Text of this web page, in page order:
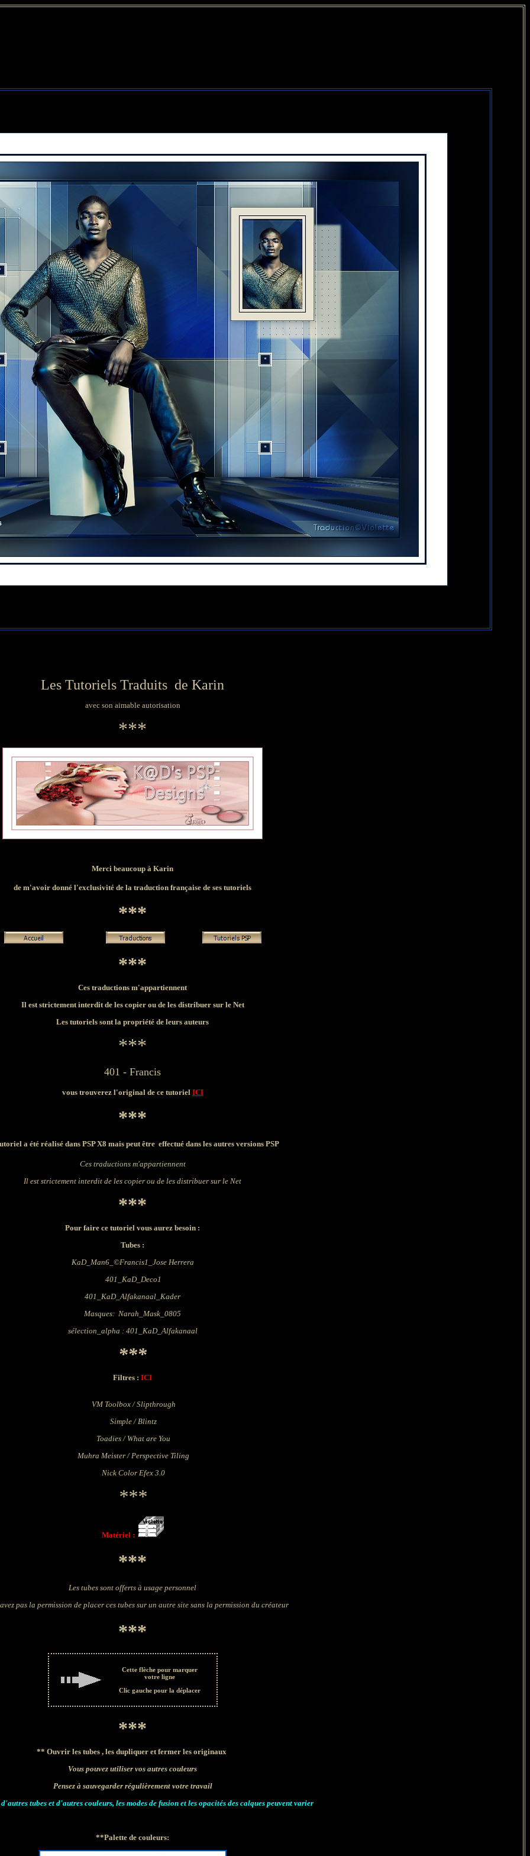
Les Tutoriels Traduits de Karin
avec son aimable autorisation
***
Merci beaucoup à Karin
de m'avoir donné l'exclusivité de la traduction française de ses tutoriels
***
***
Ces traductions m'appartiennent
Il est strictement interdit de les copier ou de les distribuer sur le Net
Les tutoriels sont la propriété de leurs auteurs
***
401 - Francis
vous trouverez l'original de ce tutoriel ICI
***
a été réalisé dans PSP X8 mais peut être effectué dans les autres versions PSP
Ces traductions m'appartiennent
Il est strictement interdit de les copier ou de les distribuer sur le Net
***
Pour faire ce tutoriel vous aurez besoin :
Tubes :
KaD_Man6_©Francis1_Jose Herrera
401_KaD_Deco1
401_KaD_Alfakanaal_Kader
Masques: Narah_Mask_0805
sélection_alpha : 401_KaD_Alfakanaal
***
Filtres : ICI
VM Toolbox / Slipthrough
Simple / Blintz
Toadies / What are You
Muhra Meister / Perspective Tiling
Nick Color Efex 3.0
***
Matériel :
***
Les tubes sont offerts à usage personnel
pas la permission de placer ces tubes sur un autre site sans la permission du créateur
***
Cette flèche pour marquer
votre ligne
Clic gauche pour la déplacer
***
** Ouvrir les tubes , les dupliquer et fermer les originaux
Vous pouvez utiliser vos autres couleurs
Pensez à sauvegarder régulièrement votre travail
tubes et d'autres couleurs, les modes de fusion et les opacités des calques peuvent varier
**Palette de couleurs: